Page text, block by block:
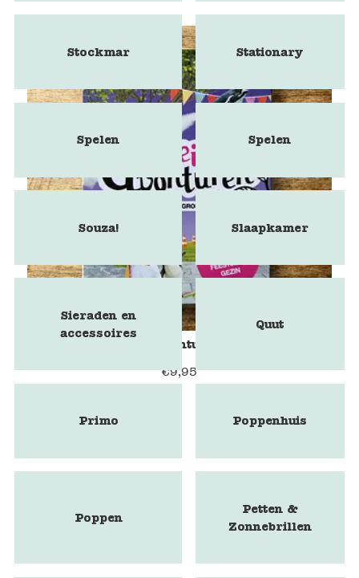
Spel Het kleine avontuur voor groepen
€9,95
Stockmar Stationary
Spelen Spelen
Souza! Slaapkamer
Sieraden en
accessoires
Quut
Primo Poppenhuis
Poppen
Petten &
Zonnebrillen